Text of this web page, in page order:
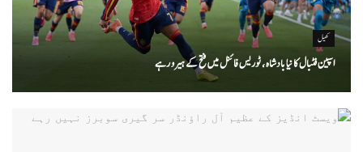
کھیل
اسپین فٹبال کا نیا بادشاہ ، ٹوریس فائنل میں فتح کے ہیرو رہے